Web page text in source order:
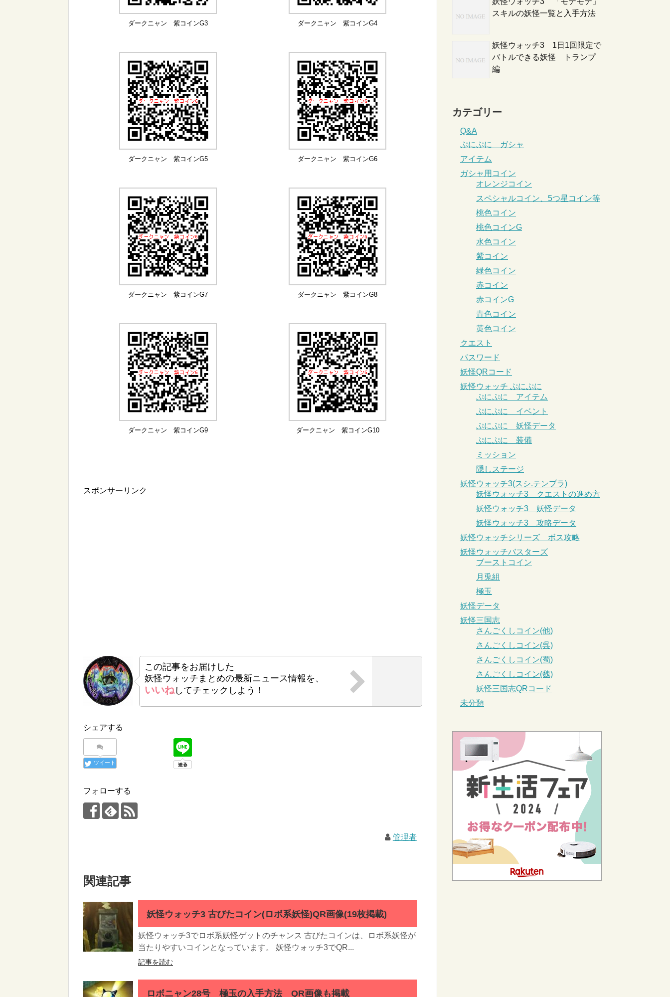
ダークニャン 紫コインG3 ダークニャン 紫コインG4
ダークニャン 紫コインG5 ダークニャン 紫コインG6
ダークニャン 紫コインG7 ダークニャン 紫コインG8
ダークニャン 紫コインG9 ダークニャン 紫コインG10
スポンサーリンク
この記事をお届けした
妖怪ウォッチまとめの最新ニュース情報を、
いいねしてチェックしよう！
シェアする
ツイート
フォローする
管理者
関連記事
妖怪ウォッチ3 古びたコイン(ロボ系妖怪)QR画像(19枚掲載)
妖怪ウォッチ3でロボ系妖怪ゲットのチャンス 古びたコインは、ロボ系妖怪が
当たりやすいコインとなっています。 妖怪ウォッチ3でQR...
記事を読む
ロボニャン28号 極玉の入手方法 QR画像も掲載
スキルの妖怪一覧と入手方法
妖怪ウォッチ3 1日1回限定で
バトルできる妖怪 トランプ
編
カテゴリー
Q&A
ぷにぷに ガシャ
アイテム
ガシャ用コイン
オレンジコイン
スペシャルコイン、5つ星コイン等
桃色コイン
桃色コインG
水色コイン
紫コイン
緑色コイン
赤コイン
赤コインG
青色コイン
黄色コイン
クエスト
パスワード
妖怪QRコード
妖怪ウォッチ ぷにぷに
ぷにぷに アイテム
ぷにぷに イベント
ぷにぷに 妖怪データ
ぷにぷに 装備
ミッション
隠しステージ
妖怪ウォッチ3(スシ.テンプラ)
妖怪ウォッチ3 クエストの進め方
妖怪ウォッチ3 妖怪データ
妖怪ウォッチ3 攻略データ
妖怪ウォッチシリーズ ボス攻略
妖怪ウォッチバスターズ
ブーストコイン
月兎組
極玉
妖怪データ
妖怪三国志
さんごくしコイン(他)
さんごくしコイン(呉)
さんごくしコイン(蜀)
さんごくしコイン(魏)
妖怪三国志QRコード
未分類